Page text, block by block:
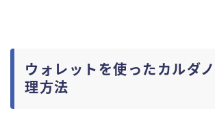
ウォレットを使ったカルダ
理方法